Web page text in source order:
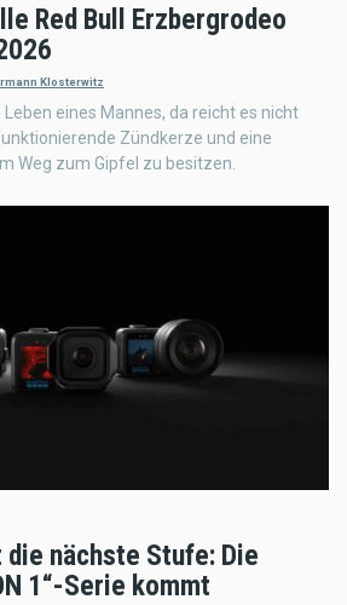
Red Bull Erzbergrodeo
Klosterwitz
eines Mannes, da reicht es nicht
Zündkerze und eine
Weg zum Gipfel zu besitzen.
die nächste Stufe: Die
1“-Serie kommt